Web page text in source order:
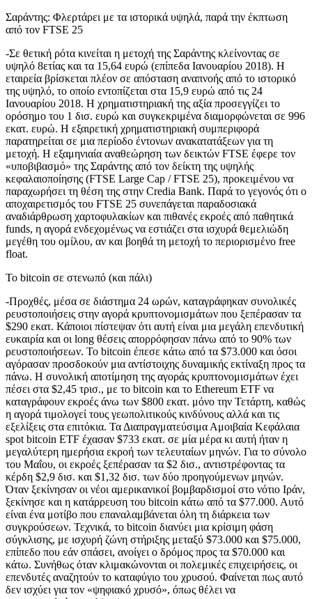
Σαράντης: Φλερτάρει με τα ιστορικά υψηλά, παρά την έκπτωση
από τον FTSE 25
-Σε θετική ρότα κινείται η μετοχή της Σαράντης κλείνοντας σε
υψηλό 8ετίας και τα 15,64 ευρώ (επίπεδα Ιανουαρίου 2018). Η
εταιρεία βρίσκεται πλέον σε απόσταση αναπνοής από το ιστορικό
της υψηλό, το οποίο εντοπίζεται στα 15,9 ευρώ από τις 24
Ιανουαρίου 2018. Η χρηματιστηριακή της αξία προσεγγίζει το
ορόσημο του 1 δισ. ευρώ και συγκεκριμένα διαμορφώνεται σε 996
εκατ. ευρώ. Η εξαιρετική χρηματιστηριακή συμπεριφορά
παρατηρείται σε μια περίοδο έντονων ανακατατάξεων για τη
μετοχή. Η εξαμηνιαία αναθεώρηση των δεικτών FTSE έφερε τον
«υποβιβασμό» της Σαράντης από τον δείκτη της υψηλής
κεφαλαιοποίησης (FTSE Large Cap / FTSE 25), προκειμένου να
παραχωρήσει τη θέση της στην Credia Bank. Παρά το γεγονός ότι ο
αποχαιρετισμός του FTSE 25 συνεπάγεται παραδοσιακά
αναδιάρθρωση χαρτοφυλακίων και πιθανές εκροές από παθητικά
funds, η αγορά ενδεχομένως να εστιάζει στα ισχυρά θεμελιώδη
μεγέθη του ομίλου, αν και βοηθά τη μετοχή το περιορισμένο free
float.
To bitcoin σε στενωπό (και πάλι)
-Προχθές, μέσα σε διάστημα 24 ωρών, καταγράφηκαν συνολικές
ρευστοποιήσεις στην αγορά κρυπτονομισμάτων που ξεπέρασαν τα
$290 εκατ. Κάποιοι πίστεψαν ότι αυτή είναι μια μεγάλη επενδυτική
ευκαιρία και οι long θέσεις απορρόφησαν πάνω από το 90% των
ρευστοποιήσεων. Το bitcoin έπεσε κάτω από τα $73.000 και όσοι
αγόρασαν προσδοκούν μια αντίστοιχης δυναμικής εκτίναξη προς τα
πάνω. Η συνολική αποτίμηση της αγοράς κρυπτονομισμάτων έχει
πέσει στα $2,45 τρισ., με το bitcoin και το Ethereum ETF να
καταγράφουν εκροές άνω των $800 εκατ. μόνο την Τετάρτη, καθώς
η αγορά τιμολογεί τους γεωπολιτικούς κινδύνους αλλά και τις
εξελίξεις στα επιτόκια. Τα Διαπραγματεύσιμα Αμοιβαία Κεφάλαια
spot bitcoin ETF έχασαν $733 εκατ. σε μία μέρα κι αυτή ήταν η
μεγαλύτερη ημερήσια εκροή των τελευταίων μηνών. Για το σύνολο
του Μαΐου, οι εκροές ξεπέρασαν τα $2 δισ., αντιστρέφοντας τα
κέρδη $2,9 δισ. και $1,32 δισ. των δύο προηγούμενων μηνών.
Όταν ξεκίνησαν οι νέοι αμερικανικοί βομβαρδισμοί στο νότιο Ιράν,
ξεκίνησε και η κατάρρευση του bitcoin κάτω από τα $77.000. Αυτό
είναι ένα μοτίβο που επαναλαμβάνεται όλη τη διάρκεια των
συγκρούσεων. Τεχνικά, το bitcoin διανύει μια κρίσιμη φάση
σύγκλισης, με ισχυρή ζώνη στήριξης μεταξύ $73.000 και $75.000,
επίπεδο που εάν σπάσει, ανοίγει ο δρόμος προς τα $70.000 και
κάτω. Συνήθως όταν κλιμακώνονται οι πολεμικές επιχειρήσεις, οι
επενδυτές αναζητούν το καταφύγιο του χρυσού. Φαίνεται πως αυτό
δεν ισχύει για τον «ψηφιακό χρυσό», όπως θέλει να